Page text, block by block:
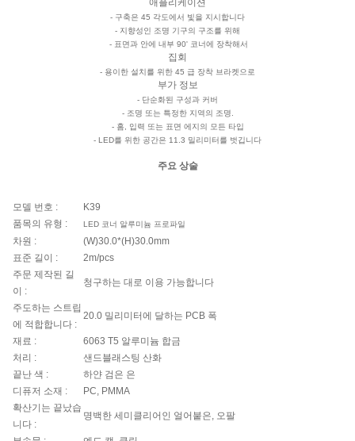
애플리케이션
- 구축은 45 각도에서 빛을 지시합니다
- 지향성인 조명 기구의 구조를 위해
- 표면과 안에 내부 90' 코너에 장착해서
집회
- 용이한 설치를 위한 45 급 장착 브라켓으로
부가 정보
- 단순화된 구성과 커버
- 조명 또는 특정한 지역의 조명.
- 홈, 입력 또는 표면 에지의 모든 타입
- LED를 위한 공간은 11.3 밀리미터를 벗깁니다
주요 상술
모델 번호 :
K39
품목의 유형 :
LED 코너 알루미늄 프로파일
차원 :
(W)30.0*(H)30.0mm
표준 길이 :
2m/pcs
주문 제작된 길
이 :
청구하는 대로 이용 가능합니다
주도하는 스트립
에 적합합니다 :
20.0 밀리미터에 달하는 PCB 폭
재료 :
6063 T5 알루미늄 합금
처리 :
샌드블래스팅 산화
끝난 색 :
하얀 검은 은
디퓨저 소재 :
PC, PMMA
확산기는 끝났습
니다 :
명백한 세미클리어인 얼어붙은, 오팔